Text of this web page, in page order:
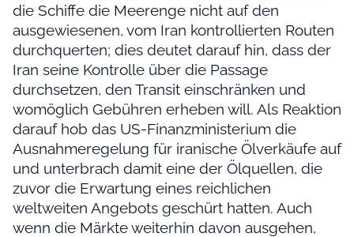
die Schiffe die Meerenge nicht auf den
ausgewiesenen, vom Iran kontrollierten Routen
durchquerten; dies deutet darauf hin, dass der
Iran seine Kontrolle über die Passage
durchsetzen, den Transit einschränken und
womöglich Gebühren erheben will. Als Reaktion
darauf hob das US-Finanzministerium die
Ausnahmeregelung für iranische Ölverkäufe auf
und unterbrach damit eine der Ölquellen, die
zuvor die Erwartung eines reichlichen
weltweiten Angebots geschürt hatten. Auch
wenn die Märkte weiterhin davon ausgehen,